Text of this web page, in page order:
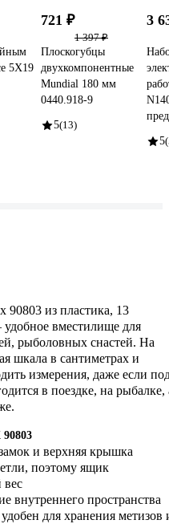
5Х19
721 ₽
1 397 ₽
Плоскогубцы
двухкомпонентные
Mundial 180 мм
0440.918-9
5(13)
3
5
90803 из пластика, 13
вместилище для
рыболовных снастей. На
шкала в сантиметрах и
измерения, даже если
в поездке, на рыбалке,
и верхняя крышка
поэтому ящик
вес
внутреннего пространства
для хранения метизов